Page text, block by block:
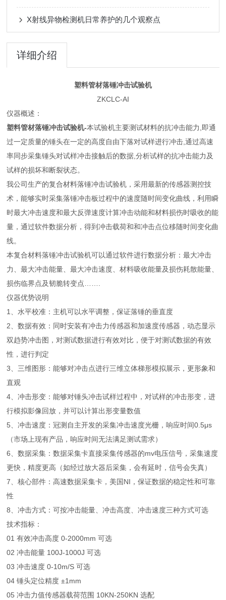
X射线异物检测机日常养护的几个观察点
详细介绍
塑料管材落锤冲击试验机
ZKCLC-AI
仪器概述：
塑料管材落锤冲击试验机-本试验机主要测试材料的抗冲击能力,即通
过一定质量的锤头在一定的高度自由下落对试样进行冲击,通过高速
率同步采集锤头对试样冲击接触后的数据,分析试样的抗冲击能力及
试样的损坏和断裂状态。
我公司生产的复合材料落锤冲击试验机，采用最新的传感器测控技
术，能够实时采集落锤冲击板过程中的速度随时间变化曲线，利用瞬
时最大冲击速度和最大反弹速度计算冲击动能和材料损伤时吸收的能
量，通过软件数据分析，得到冲击载荷和和冲击点位移随时间变化曲
线。
本复合材料落锤冲击试验机可以通过软件进行数据分析：最大冲击
力、最大冲击能量、最大冲击速度、材料吸收能量及损伤耗散能量、
损伤临界点及韧脆转变点…….
仪器优势说明
1、水平校准：主机可以水平调整，保证落锤的垂直度
2、数据有效：同时安装有冲击力传感器和加速度传感器，动态显示
双趋势冲击图，对测试数据进行有效对比，便于对测试数据的有效
性，进行判定
3、三维图形：能够对冲击点进行三维立体梯形模拟展示，更形象和
直观
4、冲击形变：能够对锤头冲击试样过程中，对试样的冲击形变，进
行模拟影像回放，并可以计算出形变量数值
5、冲击速度：冠测自主开发的采集冲击速度光栅，响应时间0.5μs
（市场上现有产品，响应时间无法满足测试需求）
6、数据采集：数据采集卡直接采集传感器的mv电压信号，采集速度
更快，精度更高（如经过放大器后采集，会有延时，信号会失真）
7、核心部件：高速数据采集卡，美国NI，保证数据的稳定性和可靠
性
8、冲击方式：可按冲击能量、冲击高度、冲击速度三种方式可选
技术指标：
01 有效冲击高度 0-2000mm 可选
02 冲击能量 100J-1000J 可选
03 冲击速度 0-10m/S 可选
04 锤头定位精度 ±1mm
05 冲击力值传感器载荷范围 10KN-250KN 选配